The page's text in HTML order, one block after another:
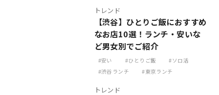
トレンド
【渋谷】ひとりご飯におすすめ
なお店10選！ランチ・安いな
ど男女別でご紹介
安い ひとりご飯
ソロ活
渋谷ランチ
東京ランチ
トレンド